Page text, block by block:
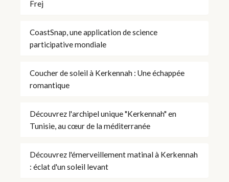
Frej
CoastSnap, une application de science
participative mondiale
Coucher de soleil à Kerkennah : Une échappée
romantique
Découvrez l'archipel unique "Kerkennah" en
Tunisie, au cœur de la méditerranée
Découvrez l'émerveillement matinal à Kerkennah
: éclat d'un soleil levant